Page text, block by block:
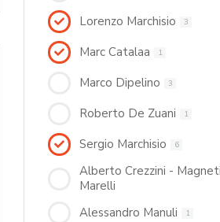
Lorenzo Marchisio 3
Marc Catalaa 1
Marco Dipelino 3
Roberto De Zuani 1
Sergio Marchisio 6
Alberto Crezzini - Magneti
Marelli
Alessandro Manuli 1